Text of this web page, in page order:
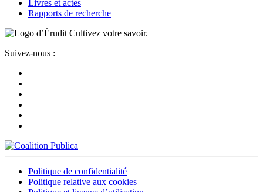
Livres et actes
Rapports de recherche
Cultivez votre savoir.
Suivez-nous :
Politique de confidentialité
Politique relative aux cookies